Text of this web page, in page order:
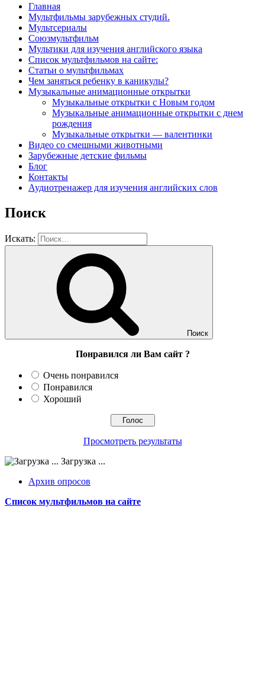
Главная
Мультфильмы зарубежных студий.
Мультсериалы
Союзмультфильм
Мультики для изучения английского языка
Список мультфильмов на сайте:
Статьи о мультфильмах
Чем заняться ребенку в каникулы?
Музыкальные анимационные открытки
Музыкальные открытки с Новым годом
Музыкальные анимационные открытки с днем
рождения
Музыкальные открытки — валентинки
Видео со смешными животными
Зарубежные детские фильмы
Блог
Контакты
Аудиотренажер для изучения английских слов
Поиск
Искать:
Поиск
Понравился ли Вам сайт ?
Очень понравился
Понравился
Хороший
Просмотреть результаты
Загрузка ...
Архив опросов
Список мультфильмов на сайте